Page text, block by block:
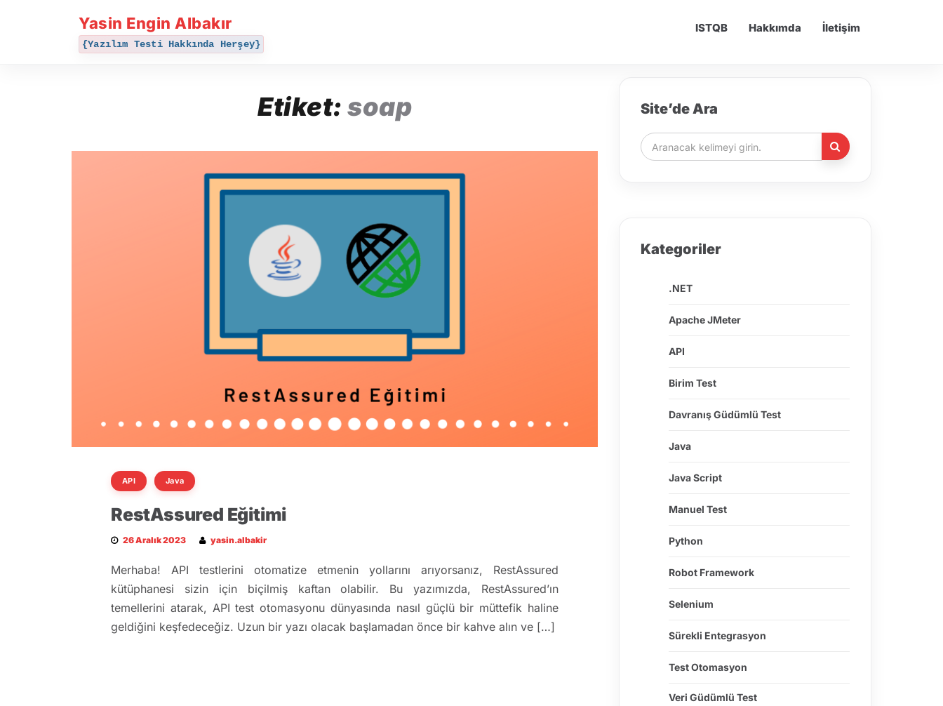
Yasin Engin Albakır
{Yazılım Testi Hakkında Herşey}
ISTQB Hakkımda İletişim
Etiket: soap
API Java
RestAssured Eğitimi
26 Aralık 2023 yasin.albakir
Merhaba! API testlerini otomatize etmenin yollarını arıyorsanız, RestAssured
kütüphanesi sizin için biçilmiş kaftan olabilir. Bu yazımızda, RestAssured’ın
temellerini atarak, API test otomasyonu dünyasında nasıl güçlü bir müttefik haline
geldiğini keşfedeceğiz. Uzun bir yazı olacak başlamadan önce bir kahve alın ve […]
Site’de Ara
Kategoriler
.NET
Apache JMeter
API
Birim Test
Davranış Güdümlü Test
Java
Java Script
Manuel Test
Python
Robot Framework
Selenium
Sürekli Entegrasyon
Test Otomasyon
Veri Güdümlü Test